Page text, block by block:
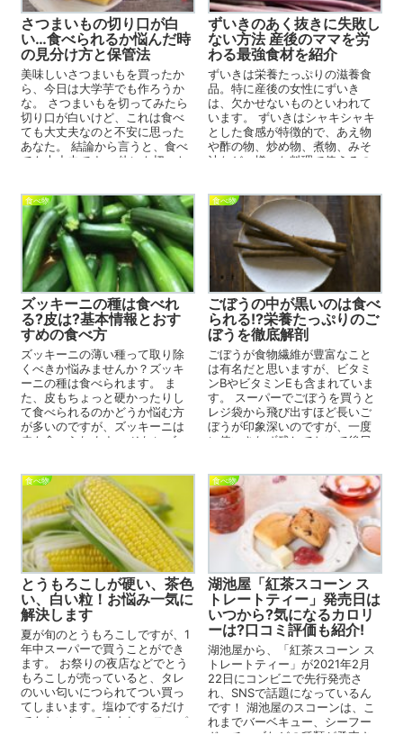
さつまいもの切り口が白
い…食べられるか悩んだ時
の見分け方と保管法
美味しいさつまいもを買ったか
ら、今日は大学芋でも作ろうか
な。 さつまいもを切ってみたら
切り口が白いけど、これは食べ
ても大丈夫なのと不安に思った
あなた。 結論から言うと、食べ
ても大丈夫です。 他にも切った
ずいきのあく抜きに失敗し
ない方法 産後のママを労
わる最強食材を紹介
ずいきは栄養たっぷりの滋養食
品。特に産後の女性にずいき
は、欠かせないものといわれて
います。 ずいきはシャキシャキ
とした食感が特徴的で、あえ物
や酢の物、炒め物、煮物、みそ
汁など、様々な料理で使えるの
食べ物
ズッキーニの種は食べれ
る?皮は?基本情報とおす
すめの食べ方
ズッキーニの薄い種って取り除
くべきか悩みませんか？ズッキ
ーニの種は食べられます。 ま
た、皮もちょっと硬かったりし
て食べられるのかどうか悩む方
が多いのですが、ズッキーニは
皮も食べられます。 それにズッ
食べ物
ごぼうの中が黒いのは食べ
られる!?栄養たっぷりのご
ぼうを徹底解剖
ごぼうが食物繊維が豊富なこと
は有名だと思いますが、ビタミ
ンBやビタミンEも含まれていま
す。 スーパーでごぼうを買うと
レジ袋から飛び出すほど長いご
ぼうが印象深いのですが、一度
に使いきれず残しておいて後日
食べ物
とうもろこしが硬い、茶色
い、白い粒！お悩み一気に
解決します
夏が旬のとうもろこしですが、1
年中スーパーで買うことができ
ます。 お祭りの夜店などでとう
もろこしが売っていると、タレ
のいい匂いにつられてつい買っ
てしまいます。塩ゆでするだけ
でもおいしいですよね。 スーパ
食べ物
湖池屋「紅茶スコーン ス
トレートティー」発売日は
いつから?気になるカロリ
ーは?口コミ評価も紹介!
湖池屋から、「紅茶スコーン ス
トレートティー」が2021年2月
22日にコンビニで先行発売さ
れ、SNSで話題になっているん
です！ 湖池屋のスコーンは、こ
れまでバーベキュー、シーフー
ド、チーズなどの種類が発売さ